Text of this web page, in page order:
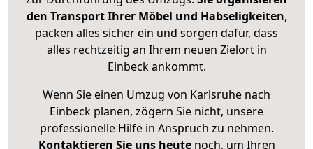
den Transport Ihrer Möbel und Habseligkeiten,
packen alles sicher ein und sorgen dafür, dass
alles rechtzeitig an Ihrem neuen Zielort in
Einbeck ankommt.
Wenn Sie einen Umzug von Karlsruhe nach
Einbeck planen, zögern Sie nicht, unsere
professionelle Hilfe in Anspruch zu nehmen.
Kontaktieren Sie uns heutenoch, um Ihren